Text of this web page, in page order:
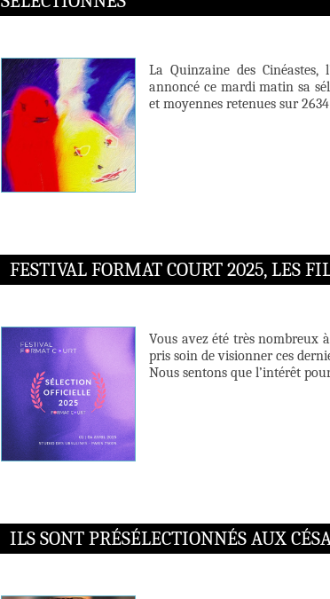
La Quinzaine des Cinéastes,
annoncé ce mardi matin sa
et moyennes retenues sur
FESTIVAL FORMAT COURT 2025, LES
Vous avez été très nombreux
pris soin de visionner ces
Nous sentons que l’intérêt
ILS SONT PRÉSÉLECTIONNÉS AUX